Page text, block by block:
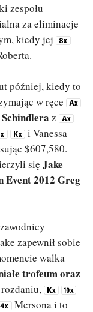
zespołu
za eliminacje
kiedy jej
później, kiedy to
w ręce
Schindlera z
i Vanessa
$607,580.
się Jake
Event 2012 Greg
zapewnił sobie
walka
trofeum oraz
Mersona i to